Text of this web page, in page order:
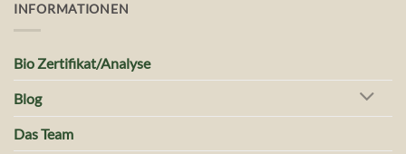
INFORMATIONEN
Bio Zertifikat/Analyse
Blog
Das Team